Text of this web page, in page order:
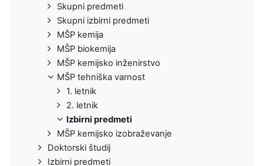
Skupni predmeti
Skupni izbirni predmeti
MŠP kemija
MŠP biokemija
MŠP kemijsko inženirstvo
MŠP tehniška varnost
1. letnik
2. letnik
Izbirni predmeti
MŠP kemijsko izobraževanje
Doktorski študij
Izbirni predmeti